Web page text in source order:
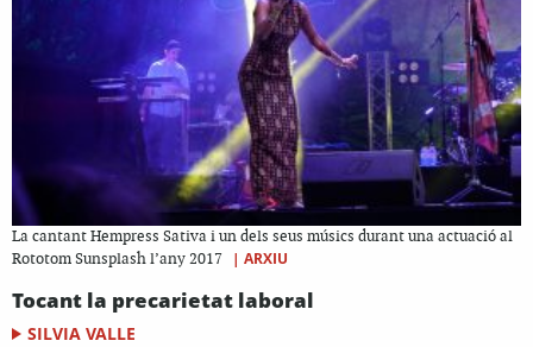
La cantant Hempress Sativa i un dels seus músics durant una actuació al
Rototom Sunsplash l’any 2017
| ARXIU
Tocant la precarietat laboral
SILVIA VALLE